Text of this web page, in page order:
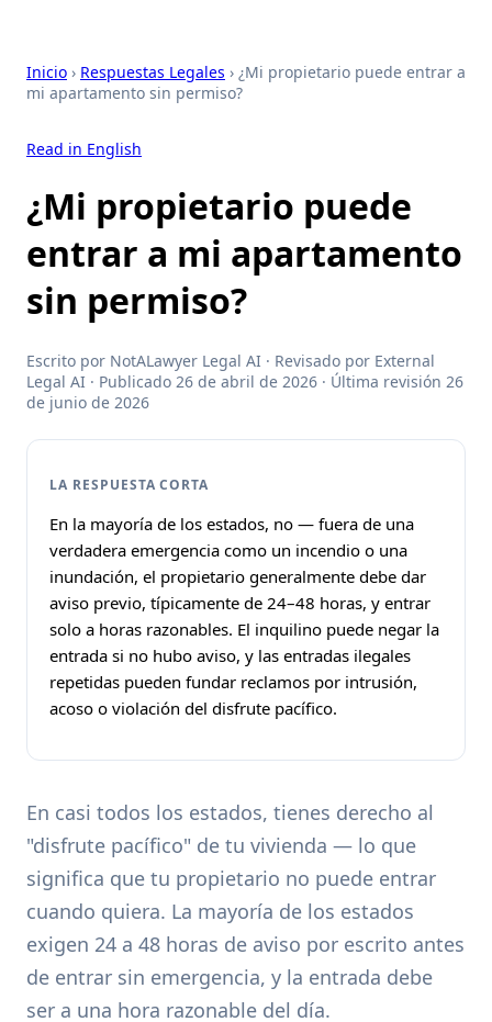
Inicio › Respuestas Legales › ¿Mi propietario puede entrar a
mi apartamento sin permiso?
Read in English
¿Mi propietario puede
entrar a mi apartamento
sin permiso?
Escrito por NotALawyer Legal AI · Revisado por External
Legal AI · Publicado 26 de abril de 2026 · Última revisión 26
de junio de 2026
LA RESPUESTA CORTA
En la mayoría de los estados, no — fuera de una
verdadera emergencia como un incendio o una
inundación, el propietario generalmente debe dar
aviso previo, típicamente de 24–48 horas, y entrar
solo a horas razonables. El inquilino puede negar la
entrada si no hubo aviso, y las entradas ilegales
repetidas pueden fundar reclamos por intrusión,
acoso o violación del disfrute pacífico.
En casi todos los estados, tienes derecho al
"disfrute pacífico" de tu vivienda — lo que
significa que tu propietario no puede entrar
cuando quiera. La mayoría de los estados
exigen 24 a 48 horas de aviso por escrito antes
de entrar sin emergencia, y la entrada debe
ser a una hora razonable del día.